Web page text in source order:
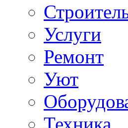
Услуги
Ремонт
Уют
Техника